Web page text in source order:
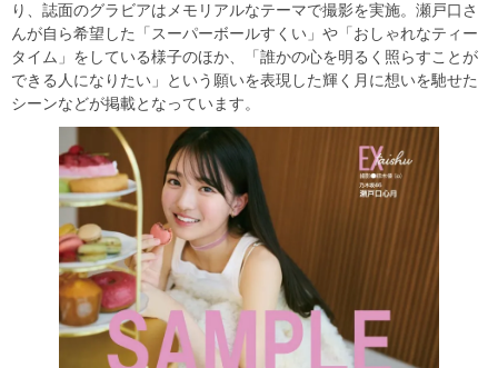
り、誌面のグラビアはメモリアルなテーマで撮影を実施。瀬戸口さ
んが自ら希望した「スーパーボールすくい」や「おしゃれなティー
タイム」をしている様子のほか、「誰かの心を明るく照らすことが
できる人になりたい」という願いを表現した輝く月に想いを馳せた
シーンなどが掲載となっています。